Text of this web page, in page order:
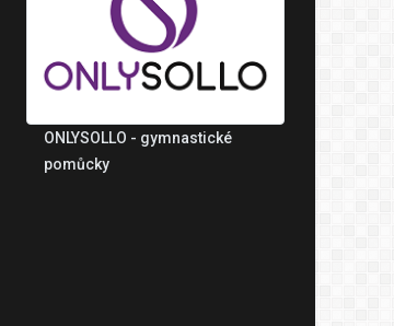
ONLYSOLLO - gymnastické
pomůcky